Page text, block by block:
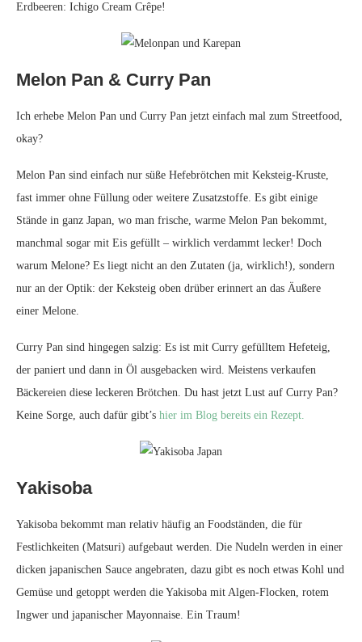
Erdbeeren: Ichigo Cream Crêpe!
Melon Pan & Curry Pan
Ich erhebe Melon Pan und Curry Pan jetzt einfach mal zum Streetfood,
okay?
Melon Pan sind einfach nur süße Hefebrötchen mit Keksteig-Kruste,
fast immer ohne Füllung oder weitere Zusatzstoffe. Es gibt einige
Stände in ganz Japan, wo man frische, warme Melon Pan bekommt,
manchmal sogar mit Eis gefüllt – wirklich verdammt lecker! Doch
warum Melone? Es liegt nicht an den Zutaten (ja, wirklich!), sondern
nur an der Optik: der Keksteig oben drüber erinnert an das Äußere
einer Melone.
Curry Pan sind hingegen salzig: Es ist mit Curry gefülltem Hefeteig,
der paniert und dann in Öl ausgebacken wird. Meistens verkaufen
Bäckereien diese leckeren Brötchen. Du hast jetzt Lust auf Curry Pan?
Keine Sorge, auch dafür gibt’s hier im Blog bereits ein Rezept.
Yakisoba
Yakisoba bekommt man relativ häufig an Foodständen, die für
Festlichkeiten (Matsuri) aufgebaut werden. Die Nudeln werden in einer
dicken japanischen Sauce angebraten, dazu gibt es noch etwas Kohl und
Gemüse und getoppt werden die Yakisoba mit Algen-Flocken, rotem
Ingwer und japanischer Mayonnaise. Ein Traum!